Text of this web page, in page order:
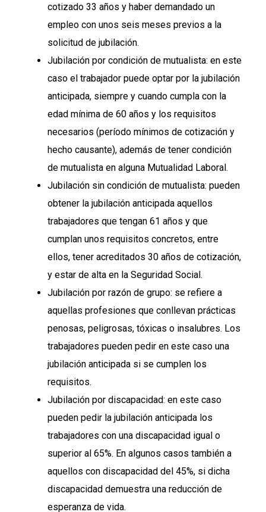
cotizado 33 años y haber demandado un
empleo con unos seis meses previos a la
solicitud de jubilación.
Jubilación por condición de mutualista: en este
caso el trabajador puede optar por la jubilación
anticipada, siempre y cuando cumpla con la
edad mínima de 60 años y los requisitos
necesarios (período mínimos de cotización y
hecho causante), además de tener condición
de mutualista en alguna Mutualidad Laboral.
Jubilación sin condición de mutualista: pueden
obtener la jubilación anticipada aquellos
trabajadores que tengan 61 años y que
cumplan unos requisitos concretos, entre
ellos, tener acreditados 30 años de cotización,
y estar de alta en la Seguridad Social.
Jubilación por razón de grupo: se refiere a
aquellas profesiones que conllevan prácticas
penosas, peligrosas, tóxicas o insalubres. Los
trabajadores pueden pedir en este caso una
jubilación anticipada si se cumplen los
requisitos.
Jubilación por discapacidad: en este caso
pueden pedir la jubilación anticipada los
trabajadores con una discapacidad igual o
superior al 65%. En algunos casos también a
aquellos con discapacidad del 45%, si dicha
discapacidad demuestra una reducción de
esperanza de vida.